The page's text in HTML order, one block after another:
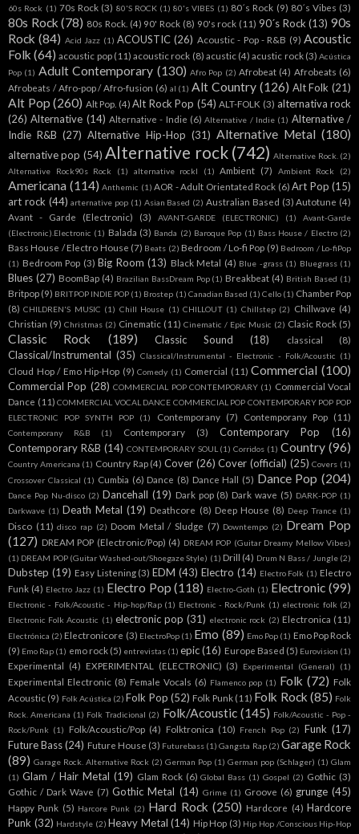
60s Rock (1) 70s Rock (3) 80'S ROCK (1) 80's VIBES (1) 80´s Rock (9) 80´s Vibes (3)
80s Rock (78) 80s Rock. (4) 90' Rock (8) 90's rock (11) 90´s Rock (13) 90s
Rock (84) Acid Jazz (1) ACOUSTIC (26) Acoustic - Pop - R&B (9) Acoustic
Folk (64) acoustic pop (11) acoustic rock (8) acustic (4) acustic rock (3) Acústica
Pop (1) Adult Contemporary (130) Afro Pop (2) Afrobeat (4) Afrobeats (6)
Afrobeats / Afro-pop / Afro-fusion (6) al (1) Alt Country (126) Alt Folk (21)
Alt Pop (260) Alt Pop. (4) Alt Rock Pop (54) ALT-FOLK (3) alternativa rock
(26) Alternative (14) Alternative - Indie (6) Alternative / Indie (1) Alternative /
Indie R&B (27) Alternative Hip-Hop (31) Alternative Metal (180)
alternative pop (54) Alternative rock (742) Alternative Rock. (2)
Alternative Rock90s Rock
(1) alternative rockl (1) Ambient (7) Ambient Rock (2)
Americana (114) Anthemic (1) AOR - Adult Orientated Rock (6) Art Pop (15)
art rock (44) arternative pop (1) Asian Based (2) Australian Based (3) Autotune (4)
Avant - Garde (Electronic)
(3) AVANT-GARDE (ELECTRONIC) (1)
Avant-Garde
(Electronic).Electronic (1) Balada (3) Banda (2) Baroque Pop (1) Bass House / Electro (2)
Bass House / Electro House (7) Beats (2) Bedroom / Lo-fi Pop (9) Bedroom / Lo-fiPop
(1) Bedroom Pop (3) Big Room (13) Black Metal (4) Blue -grass (1) Bluegrass (1)
Blues (27) BoomBap (4) Brazilian BassDream Pop (1) Breakbeat (4) British Based (1)
Britpop (9) BRITPOP INDIE POP (1) Brostep (1) Canadian Based (1) Cello (1) Chamber Pop
(8) CHILDREN'S MUSIC (1) Chill House (1) CHILLOUT (1) Chillstep (2) Chillwave (4)
Christian (9) Christmas (2) Cinematic (11) Cinematic / Epic Music (2) Clasic Rock (5)
Classic Rock (189) Classic Sound (18) classical (8)
Classical/Instrumental (35) Classical/Instrumental - Electronic - Folk/Acoustic (1)
Cloud Hop / Emo Hip-Hop (9) Comedy (1) Comercial (11) Commercial (100)
Commercial Pop (28) COMMERCIAL POP CONTEMPORARY (1) Commercial Vocal
Dance (11) COMMERCIAL VOCAL DANCE COMMERCIAL POP CONTEMPORARY POP POP
ELECTRONIC POP SYNTH POP
(1) Contemporany (7) Contemporany Pop (11)
Contemporany R&B (1) Contemporary (3) Contemporary Pop
(16)
Contemporary R&B (14) CONTEMPORARY SOUL (1) Corridos (1) Country (96)
Country Americana (1) Country Rap (4) Cover (26) Cover (official) (25) Covers (1)
Crossover Classical (1) Cumbia (6) Dance (8) Dance Hall (5) Dance Pop (204)
Dance Pop Nu-disco (2) Dancehall (19) Dark pop (8) Dark wave (5) DARK-POP (1)
Darkwave (1) Death Metal (19) Deathcore (8) Deep House (8) Deep Trance (1)
Disco (11) disco rap (2) Doom Metal / Sludge (7) Downtempo (2) Dream Pop
(127) DREAM POP (Electronic/Pop) (4) DREAM POP (Guitar Dreamy Mellow Vibes)
(1) DREAM POP (Guitar Washed-out/Shoegaze Style) (1) Drill (4) Drum N Bass / Jungle (2)
Dubstep (19) Easy Listening (3) EDM (43) Electro (14) Electro Folk (1) Electro
Funk (4) Electro Jazz (1) Electro Pop (118) Electro-Goth (1) Electronic (99)
Electronic - Folk/Acoustic - Hip-hop/Rap (1) Electronic - Rock/Punk (1) electronic folk (2)
Electronic Folk Acoustic (1) electronic pop (31) electronic rock (2) Electronica (11)
Electrónica (2) Electronicore (3) ElectroPop (1) Emo (89) Emo Pop (1) Emo Pop Rock
(9) Emo Rap (1) emo rock (5) entrevistas (1) epic (16) Europe Based (5) Eurovision (1)
Experimental (4) EXPERIMENTAL (ELECTRONIC) (3) Experimental (General) (1)
Experimental Electronic (8) Female Vocals (6) Flamenco pop (1) Folk (72) Folk
Acoustic (9) Folk Acústica (2) Folk Pop (52) Folk Punk (11) Folk Rock (85) Folk
Rock. Americana (1) Folk Tradicional (2) Folk/Acoustic (145) Folk/Acoustic - Pop -
Rock/Punk (1) Folk/Acoustic/Pop (4) Folktronica (10) French Pop (2) Funk (17)
Future Bass (24) Future House (3) Futurebass (1) Gangsta Rap (2) Garage Rock
(89) Garage Rock. Alternative Rock (2) German Pop (1) German pop (Schlager) (1) Glam
(1) Glam / Hair Metal (19) Glam Rock (6) Global Bass (1) Gospel (2) Gothic (3)
Gothic / Dark Wave (7) Gothic Metal (14) Grime (1) Groove (6) grunge (45)
Happy Punk (5) Harcore Punk (2) Hard Rock (250) Hardcore (4) Hardcore
Punk (32) Hardstyle (2) Heavy Metal (14) Hip Hop (3) Hip Hop /Conscious Hip-Hop